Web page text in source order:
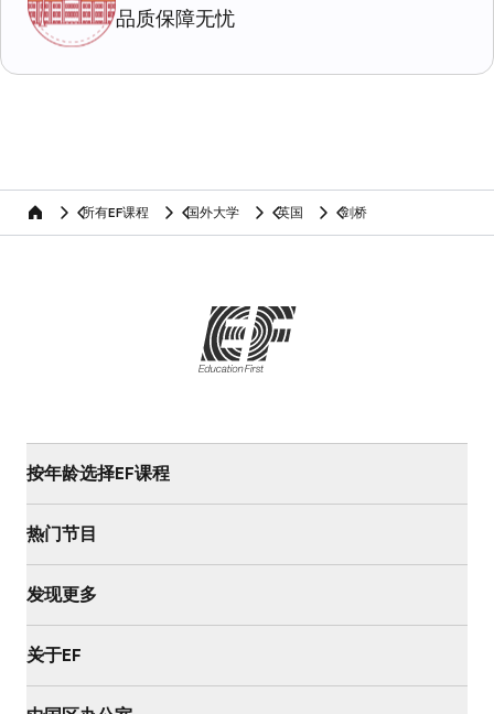
品质保障无忧
home 所有EF课程 国外大学 英国 剑桥
按年龄选择EF课程
热门节目
发现更多
关于EF